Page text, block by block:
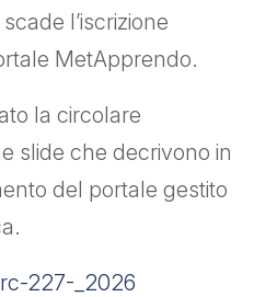
l’iscrizione
MetApprendo.
la circolare
slide che decrivono in
del portale gestito
227-_2026